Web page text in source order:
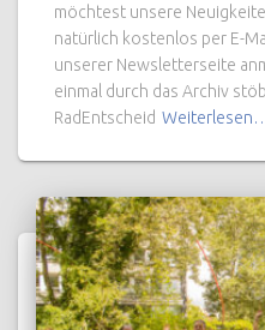
möchtest unsere
natürlich kostenlos per E-
unserer Newsletterseite
einmal durch das Archiv
RadEntscheid